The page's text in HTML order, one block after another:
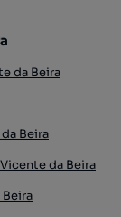
da Beira
Beira
da Beira